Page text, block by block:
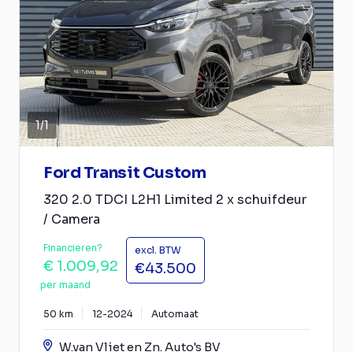
1/1
Ford Transit Custom
320 2.0 TDCI L2H1 Limited 2 x schuifdeur
/ Camera
Financieren?
€ 1.009,92
per maand
excl. BTW
€43.500
50 km 12-2024 Automaat
W.van Vliet en Zn. Auto's BV